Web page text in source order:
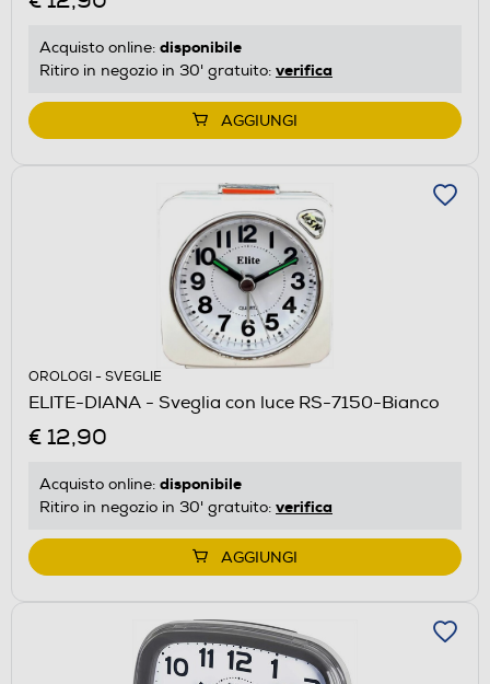
Acquisto online: disponibile
Ritiro in negozio in 30' gratuito: verifica
AGGIUNGI
OROLOGI - SVEGLIE
ELITE-DIANA - Sveglia con luce RS-7150-Bianco
€ 12,90
Acquisto online: disponibile
Ritiro in negozio in 30' gratuito: verifica
AGGIUNGI